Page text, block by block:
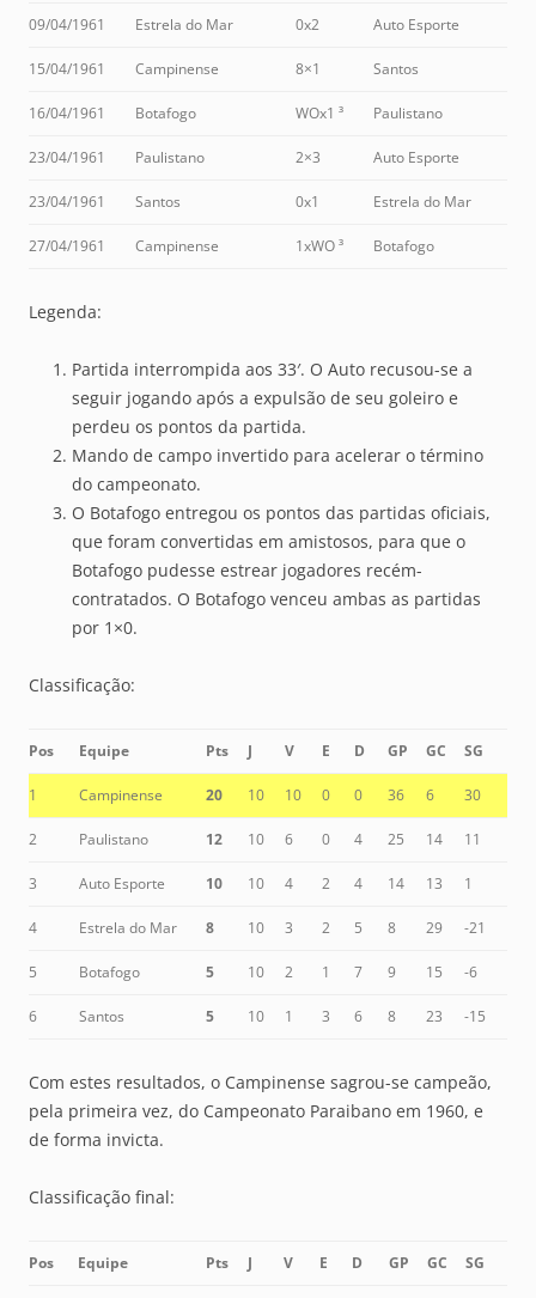
09/04/1961 Estrela do Mar 0x2 Auto Esporte
15/04/1961 Campinense 8×1 Santos
16/04/1961 Botafogo WOx1 ³ Paulistano
23/04/1961 Paulistano 2×3 Auto Esporte
23/04/1961 Santos 0x1 Estrela do Mar
27/04/1961 Campinense 1xWO ³ Botafogo
Legenda:
Partida interrompida aos 33′. O Auto recusou-se a
seguir jogando após a expulsão de seu goleiro e
perdeu os pontos da partida.
Mando de campo invertido para acelerar o término
do campeonato.
O Botafogo entregou os pontos das partidas oficiais,
que foram convertidas em amistosos, para que o
Botafogo pudesse estrear jogadores recém-
contratados. O Botafogo venceu ambas as partidas
por 1×0.
Classificação:
Pos Equipe Pts J V E D GP GC SG
1 Campinense 20 10 10 0 0 36 6 30
2 Paulistano 12 10 6 0 4 25 14 11
3 Auto Esporte 10 10 4 2 4 14 13 1
4 Estrela do Mar 8 10 3 2 5 8 29 -21
5 Botafogo 5 10 2 1 7 9 15 -6
6 Santos 5 10 1 3 6 8 23 -15
Com estes resultados, o Campinense sagrou-se campeão,
pela primeira vez, do Campeonato Paraibano em 1960, e
de forma invicta.
Classificação final:
Pos Equipe Pts J V E D GP GC SG